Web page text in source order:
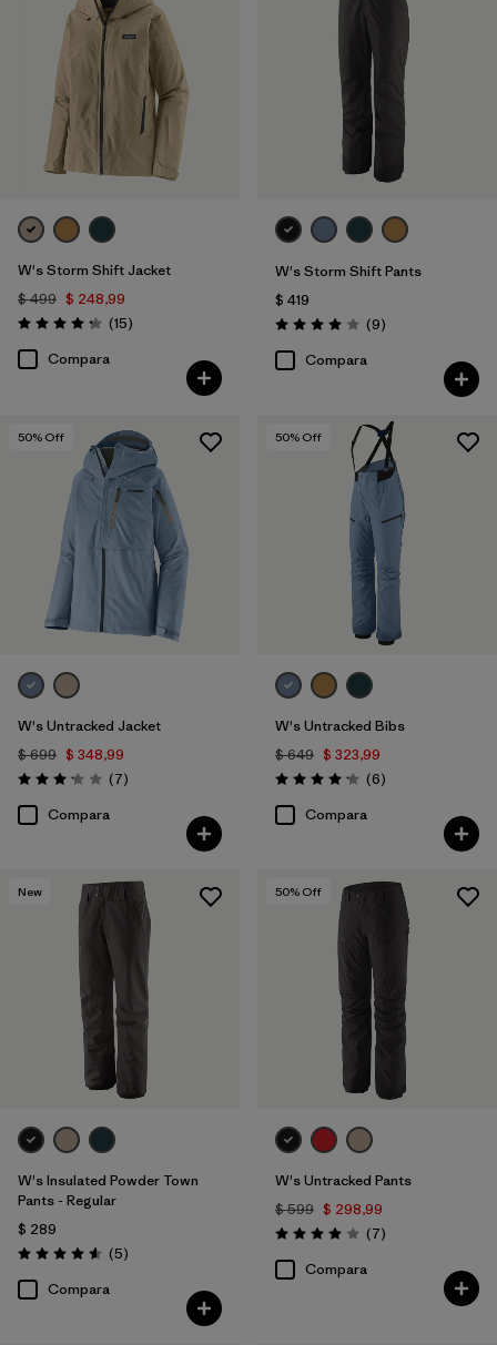
W's Storm Shift Jacket
$ 499 $ 248,99
Valoración: 4.3 / 5
(15Comentarios
)
Compara
W's Storm Shift Pants
$ 419
Valoración: 4.0 / 5
(9Comentarios
)
Compara
50% Off
W's Untracked Jacket
$ 699 $ 348,99
Valoración: 3.1 / 5
(7Comentarios
)
Compara
50% Off
W's Untracked Bibs
$ 649 $ 323,99
Valoración: 4.2 / 5
(6Comentarios
)
Compara
New
W's Insulated Powder Town
Pants - Regular
$ 289
Valoración: 4.6 / 5
(5Comentarios
)
Compara
50% Off
W's Untracked Pants
$ 599 $ 298,99
Valoración: 4.0 / 5
(7Comentarios
)
Compara